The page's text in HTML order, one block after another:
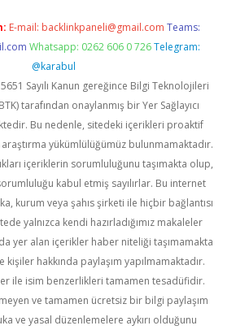
E-mail: backlinkpaneli@gmail.com Teams:
Whatsapp: 0262 606 0 726 Telegram:
@karabul
Sayılı Kanun gereğince Bilgi Teknolojileri
tarafından onaylanmış bir Yer Sağlayıcı
Bu nedenle, sitedeki içerikleri proaktif
yükümlülüğümüz bulunmamaktadır.
içeriklerin sorumluluğunu taşımakta olup,
kabul etmiş sayılırlar. Bu internet
kurum veya şahıs şirketi ile hiçbir bağlantısı
yalnızca kendi hazırladığımız makaleler
yer alan içerikler haber niteliği taşımamakta
hakkında paylaşım yapılmamaktadır.
ile isim benzerlikleri tamamen tesadüfidir.
ve tamamen ücretsiz bir bilgi paylaşım
ve yasal düzenlemelere aykırı olduğunu